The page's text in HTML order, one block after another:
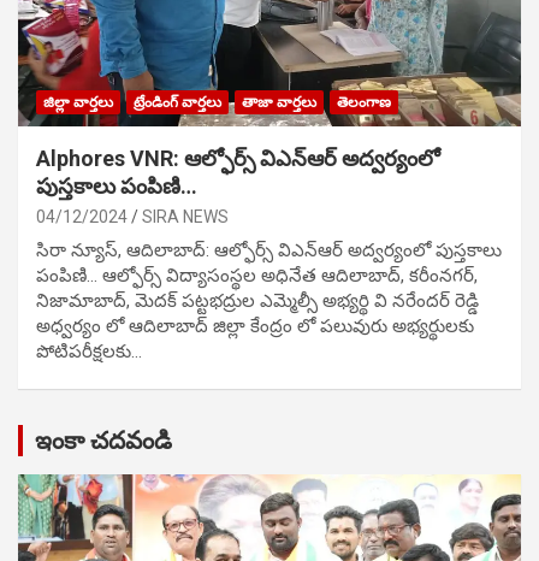
జిల్లా వార్తలు ట్రేండింగ్ వార్తలు తాజా వార్తలు తెలంగాణ
Alphores VNR: ఆల్ఫోర్స్ విఎన్ఆర్ అద్వర్యంలో
పుస్తకాలు పంపిణి…
04/12/2024 SIRA NEWS
సిరా న్యూస్, ఆదిలాబాద్: ఆల్ఫోర్స్ విఎన్ఆర్ అద్వర్యంలో పుస్తకాలు
పంపిణి… ఆల్ఫోర్స్ విద్యాసంస్థల అధినేత ఆదిలాబాద్, కరీంనగర్,
నిజామాబాద్, మెదక్ పట్టభద్రుల ఎమ్మెల్సీ అభ్యర్థి వి నరేందర్ రెడ్డి
అధ్వర్యం లో ఆదిలాబాద్ జిల్లా కేంద్రం లో పలువురు అభ్యర్థులకు
పోటిప‌రీక్ష‌ల‌కు…
ఇంకా చదవండి